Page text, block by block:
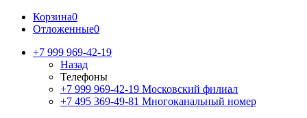
Корзина0
Отложенные0
+7 999 969-42-19
Назад
Телефоны
+7 999 969-42-19 Московский филиал
+7 495 369-49-81 Многоканальный номер